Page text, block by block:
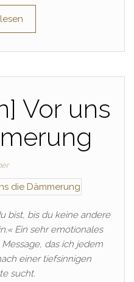
Vor uns
bist, bis du keine andere
Ein sehr emotionales
das ich jedem
einer tiefsinnigen
sucht.